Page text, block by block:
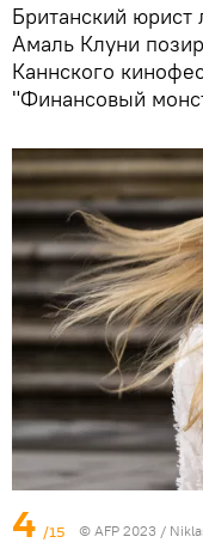
Британский юрист
Амаль Клуни
Каннского
"Финансовый
4 /15 © AFP 2023 /